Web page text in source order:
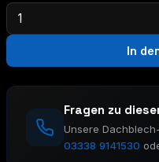
Re-
Fix
Granulatrolle
Menge
In
Fragen zu
Unsere
03338 9141530